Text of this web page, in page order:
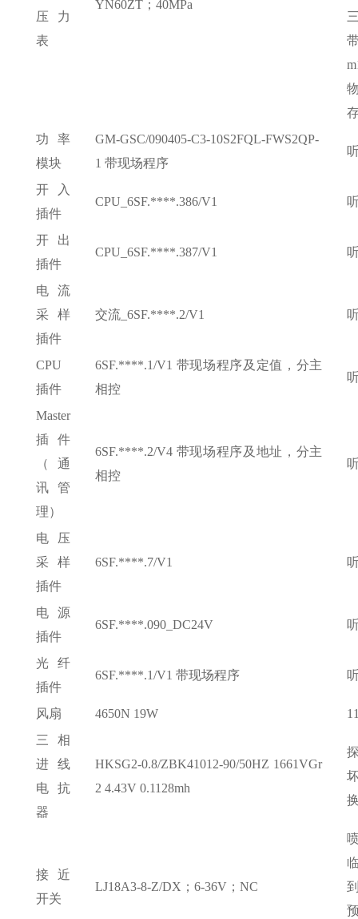
压力
表
YN60ZT；40MPa
功率
模块
GM-GSC/090405-C3-10S2FQL-FWS2QP-
1 带现场程序
开入
插件
CPU_6SF.****.386/V1
开出
插件
CPU_6SF.****.387/V1
电流
采样
插件
交流 _6SF.****.2/V1
CPU
插件
6SF.****.1/V1 带现场程序及定值，分主
相控
Master
插件
（通
讯管
理）
6SF.****.2/V4 带现场程序及地址，分主
相控
电压
采样
插件
6SF.****.7/V1
电源
插件
6SF.****.090_DC24V
光纤
插件
6SF.****.1/V1 带现场程序
风扇 4650N 19W
三相
进线
电抗
器
HKSG2-0.8/ZBK41012-90/50HZ 1661VGr
2 4.43V 0.1128mh
接近
开关
LJ18A3-8-Z/DX；6-36V；NC